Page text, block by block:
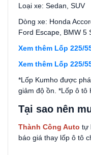
Loại xe: Sedan, SUV
Dòng xe: Honda
Ford Escape, BMW 5
Xem thêm Lốp 225/
Xem thêm Lốp 225/
*Lốp Kumho được
giảm độ ồn. *Lốp ô tô
Tại sao nên
Thành Công Auto tự
báo giá thay lốp ô tô